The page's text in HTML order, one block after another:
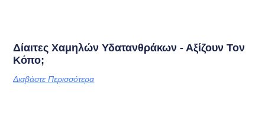
Δίαιτες Χαμηλών Υδατανθράκων - Αξίζουν Τον
Κόπο;
Διαβάστε Περισσότερα